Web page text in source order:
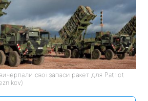
свої запаси ракет для Patriot